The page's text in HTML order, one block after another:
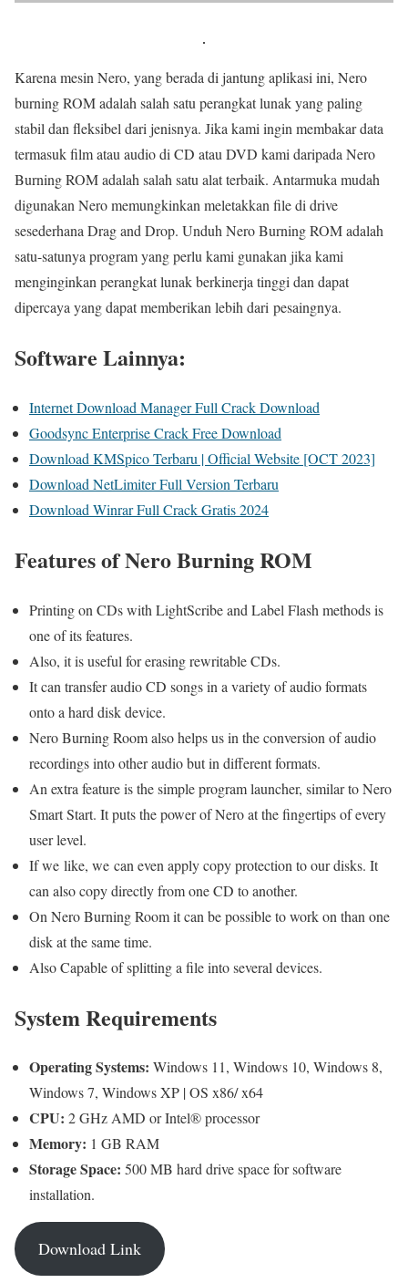
Karena mesin Nero, yang berada di jantung aplikasi ini, Nero
burning ROM adalah salah satu perangkat lunak yang paling
stabil dan fleksibel dari jenisnya. Jika kami ingin membakar data
termasuk film atau audio di CD atau DVD kami daripada Nero
Burning ROM adalah salah satu alat terbaik. Antarmuka mudah
digunakan Nero memungkinkan meletakkan file di drive
sesederhana Drag and Drop. Unduh Nero Burning ROM adalah
satu-satunya program yang perlu kami gunakan jika kami
menginginkan perangkat lunak berkinerja tinggi dan dapat
dipercaya yang dapat memberikan lebih dari pesaingnya.
Software Lainnya:
Internet Download Manager Full Crack Download
Goodsync Enterprise Crack Free Download
Download KMSpico Terbaru | Official Website [OCT 2023]
Download NetLimiter Full Version Terbaru
Download Winrar Full Crack Gratis 2024
Features of Nero Burning ROM
Printing on CDs with LightScribe and Label Flash methods is
one of its features.
Also, it is useful for erasing rewritable CDs.
It can transfer audio CD songs in a variety of audio formats
onto a hard disk device.
Nero Burning Room also helps us in the conversion of audio
recordings into other audio but in different formats.
An extra feature is the simple program launcher, similar to Nero
Smart Start. It puts the power of Nero at the fingertips of every
user level.
If we like, we can even apply copy protection to our disks. It
can also copy directly from one CD to another.
On Nero Burning Room it can be possible to work on than one
disk at the same time.
Also Capable of splitting a file into several devices.
System Requirements
Operating Systems: Windows 11, Windows 10, Windows 8,
Windows 7, Windows XP | OS x86/ x64
CPU: 2 GHz AMD or Intel® processor
Memory: 1 GB RAM
Storage Space: 500 MB hard drive space for software
installation.
Download Link